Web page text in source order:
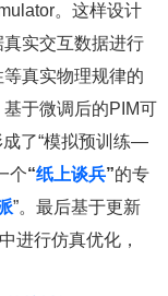
。这样设计
实交互数据进行
真实物理规律的
于微调后的PIM可
成了“模拟预训练—
个“纸上谈兵”的专
”。最后基于更新
进行仿真优化，